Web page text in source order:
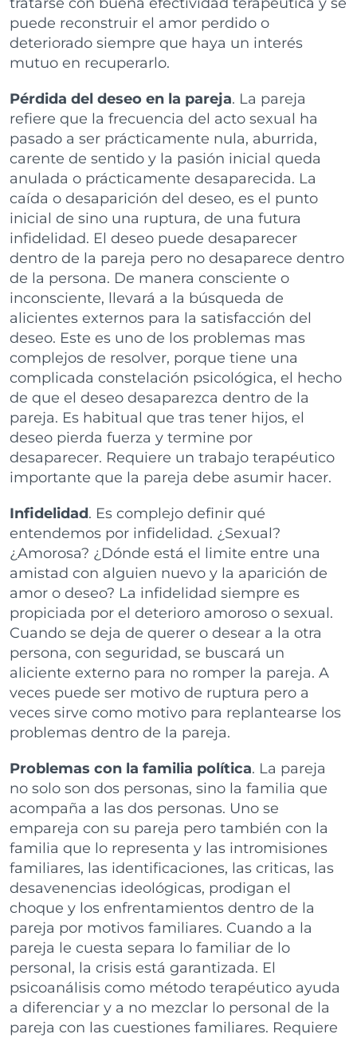
puede reconstruir el amor perdido o
deteriorado siempre que haya un interés
mutuo en recuperarlo.
Pérdida del deseo en la pareja. La pareja
refiere que la frecuencia del acto sexual ha
pasado a ser prácticamente nula, aburrida,
carente de sentido y la pasión inicial queda
anulada o prácticamente desaparecida. La
caída o desaparición del deseo, es el punto
inicial de sino una ruptura, de una futura
infidelidad. El deseo puede desaparecer
dentro de la pareja pero no desaparece dentro
de la persona. De manera consciente o
inconsciente, llevará a la búsqueda de
alicientes externos para la satisfacción del
deseo. Este es uno de los problemas mas
complejos de resolver, porque tiene una
complicada constelación psicológica, el hecho
de que el deseo desaparezca dentro de la
pareja. Es habitual que tras tener hijos, el
deseo pierda fuerza y termine por
desaparecer. Requiere un trabajo terapéutico
importante que la pareja debe asumir hacer.
Infidelidad. Es complejo definir qué
entendemos por infidelidad. ¿Sexual?
¿Amorosa? ¿Dónde está el limite entre una
amistad con alguien nuevo y la aparición de
amor o deseo? La infidelidad siempre es
propiciada por el deterioro amoroso o sexual.
Cuando se deja de querer o desear a la otra
persona, con seguridad, se buscará un
aliciente externo para no romper la pareja. A
veces puede ser motivo de ruptura pero a
veces sirve como motivo para replantearse los
problemas dentro de la pareja.
Problemas con la familia política. La pareja
no solo son dos personas, sino la familia que
acompaña a las dos personas. Uno se
empareja con su pareja pero también con la
familia que lo representa y las intromisiones
familiares, las identificaciones, las criticas, las
desavenencias ideológicas, prodigan el
choque y los enfrentamientos dentro de la
pareja por motivos familiares. Cuando a la
pareja le cuesta separa lo familiar de lo
personal, la crisis está garantizada. El
psicoanálisis como método terapéutico ayuda
a diferenciar y a no mezclar lo personal de la
pareja con las cuestiones familiares. Requiere